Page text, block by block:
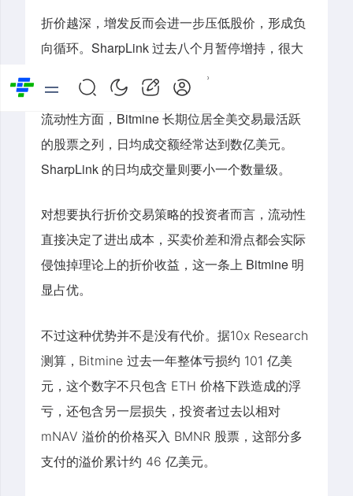
折价越深，增发反而会进一步压低股价，形成负
向循环。SharpLink 过去八个月暂停增持，很大
程度上正是卡在了这个循环里。
流动性方面，Bitmine 长期位居全美交易最活跃
的股票之列，日均成交额经常达到数亿美元。
SharpLink 的日均成交量则要小一个数量级。
对想要执行折价交易策略的投资者而言， 流动性
直接决定了进出成本 ，买卖价差和滑点都会实际
侵蚀掉理论上的折价收益，这一条上 Bitmine 明
显占优。
不过这种优势并不是没有代价。 据10x Research
测算，Bitmine 过去一年整体亏损约 101 亿美
元，这个数字不只包含 ETH 价格下跌造成的浮
亏，还包含另一层损失，投资者过去以相对
mNAV 溢价的价格买入 BMNR 股票，这部分多
支付的溢价累计约 46 亿美元。